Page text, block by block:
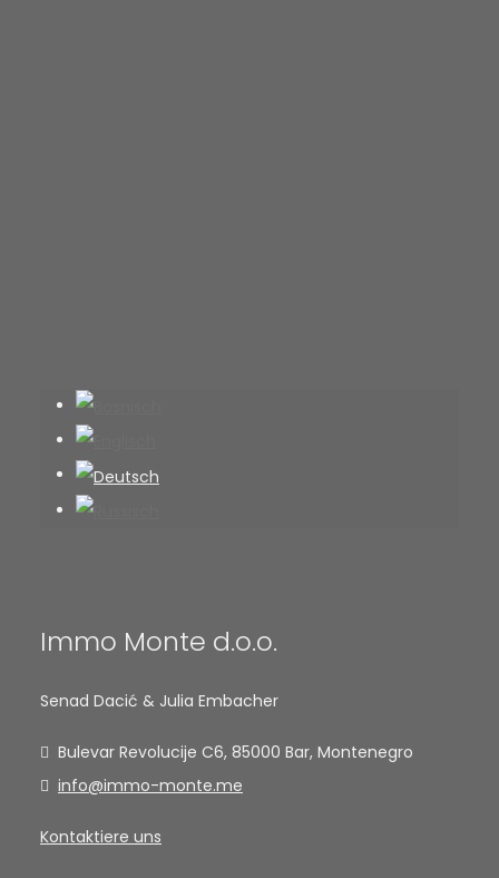
Immo Monte d.o.o.
Senad Dacić & Julia Embacher
Bulevar Revolucije C6, 85000 Bar, Montenegro
info@immo-monte.me
Kontaktiere uns